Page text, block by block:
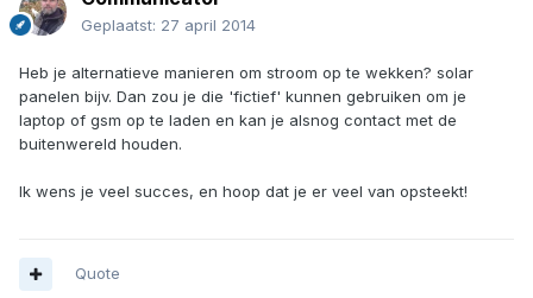
Geplaatst: 27 april 2014
Heb je alternatieve manieren om stroom op te wekken? solar
panelen bijv. Dan zou je die 'fictief' kunnen gebruiken om je
laptop of gsm op te laden en kan je alsnog contact met de
buitenwereld houden.
Ik wens je veel succes, en hoop dat je er veel van opsteekt!
Quote